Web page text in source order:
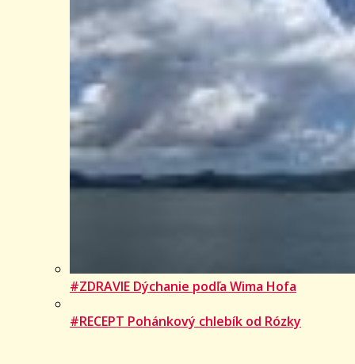
#ZDRAVIE Dýchanie podľa Wima Hofa
#RECEPT Pohánkový chlebík od Rózky